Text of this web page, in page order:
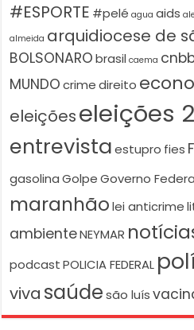
#ESPORTE #pelé agua aids
almeida arquidiocese de
BOLSONARO brasil caema
MUNDO crime direito
eleiçõeseleições
entrevista estupro fies
gasolina Golpe Governo
maranhão lei anticrime
ambienteNEYMAR
podcast POLICIA FEDERAL
viva saúde são luís